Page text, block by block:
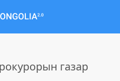
газар